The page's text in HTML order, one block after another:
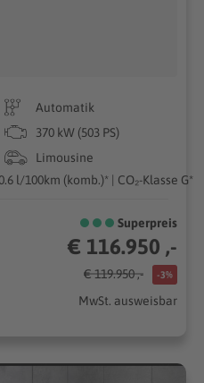
Automatik
370 kW (503 PS)
Limousine
l/100km (komb.)* | CO₂-Klasse G*
Superpreis
€ 116.950 ,-
€ 119.950 ,- -3%
MwSt. ausweisbar